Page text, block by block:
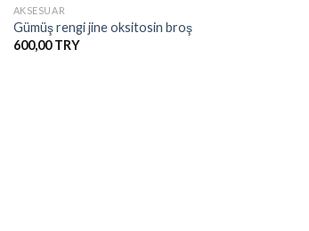
AKSESUAR
Gümüş rengi jine oksitosin broş
600,00